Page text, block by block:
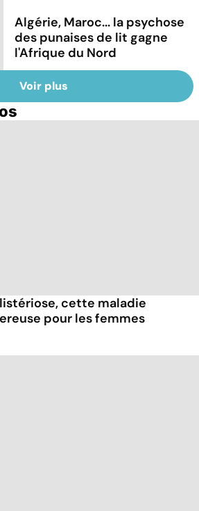
Algérie, Maroc... la psychose
des punaises de lit gagne
l'Afrique du Nord
Voir plus
cette maladie
pour les femmes